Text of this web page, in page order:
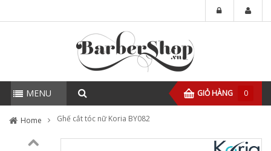
MENU GIỎ HÀNG 0
Home Ghế cắt tóc nữ Koria BY082